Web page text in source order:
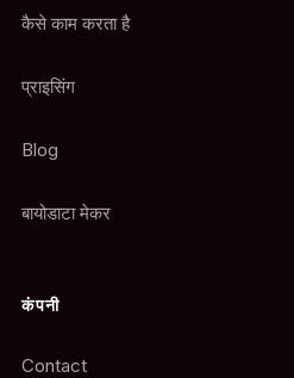
कैसे काम करता है
प्राइसिंग
Blog
बायोडाटा मेकर
कंपनी
Contact